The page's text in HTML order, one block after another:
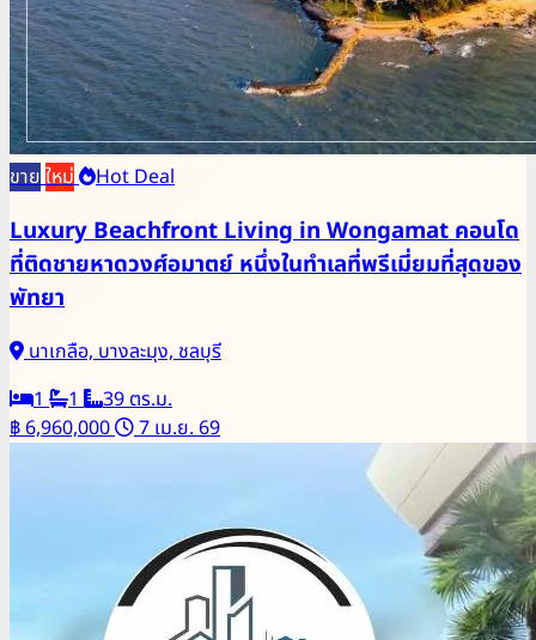
ขายใหม่ Hot Deal
Luxury Beachfront Living in Wongamat คอนโด
ที่ติดชายหาดวงศ์อมาตย์ หนึ่งในทำเลที่พรีเมี่ยมที่สุดของ
พัทยา
นาเกลือ, บางละมุง, ชลบุรี
1
1
39 ตร.ม.
฿ 6,960,000
7 เม.ย. 69